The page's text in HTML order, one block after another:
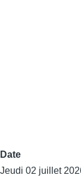
Date
Jeudi 02 juillet